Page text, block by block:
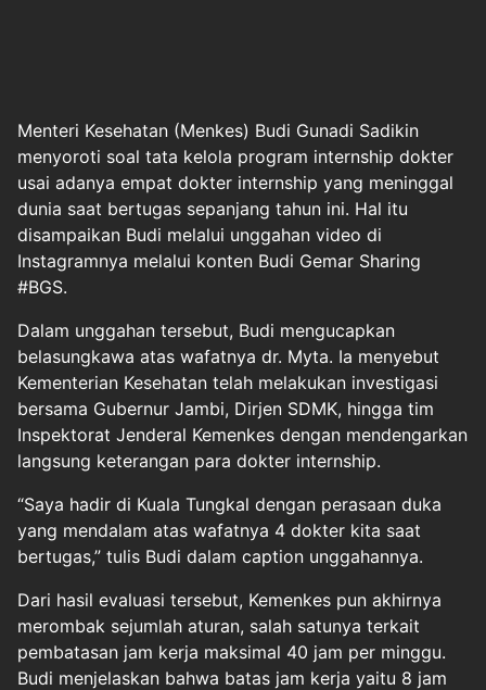
Menteri Kesehatan (Menkes) Budi Gunadi Sadikin
menyoroti soal tata kelola program internship dokter
usai adanya empat dokter internship yang meninggal
dunia saat bertugas sepanjang tahun ini. Hal itu
disampaikan Budi melalui unggahan video di
Instagramnya melalui konten Budi Gemar Sharing
#BGS.
Dalam unggahan tersebut, Budi mengucapkan
belasungkawa atas wafatnya dr. Myta. Ia menyebut
Kementerian Kesehatan telah melakukan investigasi
bersama Gubernur Jambi, Dirjen SDMK, hingga tim
Inspektorat Jenderal Kemenkes dengan mendengarkan
langsung keterangan para dokter internship.
“Saya hadir di Kuala Tungkal dengan perasaan duka
yang mendalam atas wafatnya 4 dokter kita saat
bertugas,” tulis Budi dalam caption unggahannya.
Dari hasil evaluasi tersebut, Kemenkes pun akhirnya
merombak sejumlah aturan, salah satunya terkait
pembatasan jam kerja maksimal 40 jam per minggu.
Budi menjelaskan bahwa batas jam kerja yaitu 8 jam